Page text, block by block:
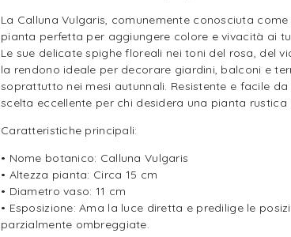
La Calluna Vulgaris, comunemente conosciuta come
pianta perfetta per aggiungere colore e vivacità ai
Le sue delicate spighe floreali nei toni del rosa, del
la rendono ideale per decorare giardini, balconi e
soprattutto nei mesi autunnali. Resistente e facile da
scelta eccellente per chi desidera una pianta rustica
Caratteristiche principali:
• Nome botanico: Calluna Vulgaris
• Altezza pianta: Circa 15 cm
• Diametro vaso: 11 cm
• Esposizione: Ama la luce diretta e predilige le
parzialmente ombreggiate.